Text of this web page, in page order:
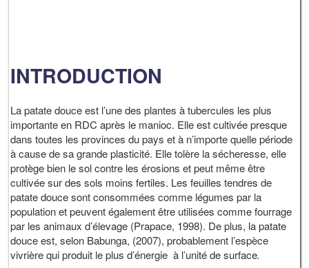
INTRODUCTION
La patate douce est l’une des plantes à tubercules les plus
importante en RDC après le manioc. Elle est cultivée presque
dans toutes les provinces du pays et à n’importe quelle période
à cause de sa grande plasticité. Elle tolère la sécheresse, elle
protège bien le sol contre les érosions et peut même être
cultivée sur des sols moins fertiles. Les feuilles tendres de
patate douce sont consommées comme légumes par la
population et peuvent également être utilisées comme fourrage
par les animaux d’élevage (Prapace, 1998). De plus, la patate
douce est, selon Babunga, (2007), probablement l’espèce
vivrière qui produit le plus d’énergie à l’unité de surface.